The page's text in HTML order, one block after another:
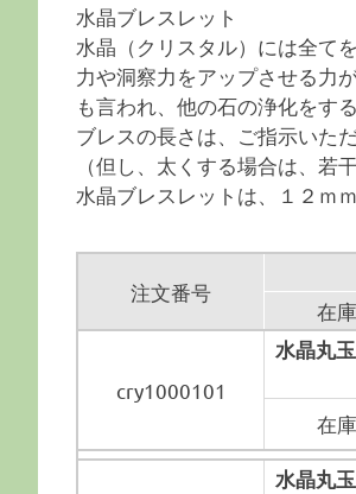
水晶ブレスレット
水晶（クリスタル）には全て
力や洞察力をアップさせる力
も言われ、他の石の浄化をす
ブレスの長さは、ご指示いた
（但し、太くする場合は、
水晶ブレスレットは、１２ｍ
注文番号
在
cry1000101
水晶丸
在
水晶丸